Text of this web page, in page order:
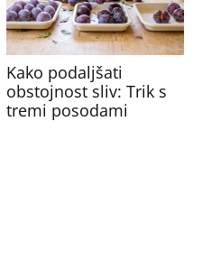
Kako podaljšati
obstojnost sliv: Trik s
tremi posodami